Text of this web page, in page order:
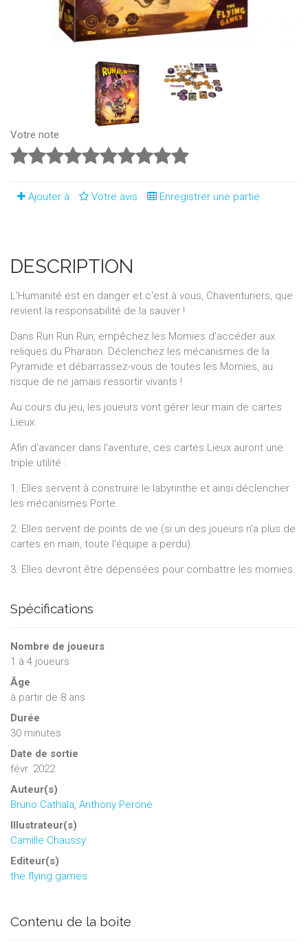
Votre note
Ajouter à Votre avis Enregistrer une partie
DESCRIPTION
L'Humanité est en danger et c'est à vous, Chaventuriers, que
revient la responsabilité de la sauver !
Dans Run Run Run, empêchez les Momies d'accéder aux
reliques du Pharaon. Déclenchez les mécanismes de la
Pyramide et débarrassez-vous de toutes les Momies, au
risque de ne jamais ressortir vivants !
Au cours du jeu, les joueurs vont gérer leur main de cartes
Lieux.
Afin d'avancer dans l'aventure, ces cartes Lieux auront une
triple utilité :
1. Elles servent à construire le labyrinthe et ainsi déclencher
les mécanismes Porte.
2. Elles servent de points de vie (si un des joueurs n'a plus de
cartes en main, toute l'équipe a perdu).
3. Elles devront être dépensées pour combattre les momies.
Spécifications
Nombre de joueurs
1 à 4 joueurs
Âge
à partir de 8 ans
Durée
30 minutes
Date de sortie
févr. 2022
Auteur(s)
Bruno Cathala, Anthony Perone
Illustrateur(s)
Camille Chaussy
Editeur(s)
the flying games
Contenu de la boite